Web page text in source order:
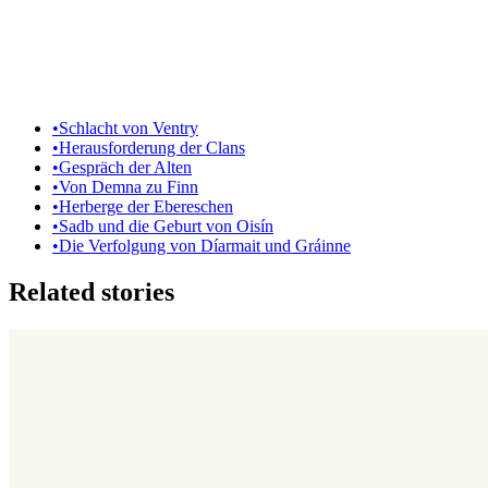
•Schlacht von Ventry
•Herausforderung der Clans
•Gespräch der Alten
•Von Demna zu Finn
•Herberge der Ebereschen
•Sadb und die Geburt von Oisín
•Die Verfolgung von Díarmait und Gráinne
Related stories